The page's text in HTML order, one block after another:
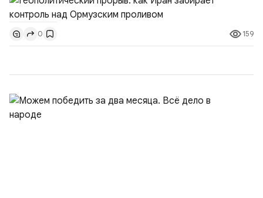
тезисы и последствия этого соглашения:. 1. Новые
доли контроля (75 на 25). Было: Ранее Иран и Оман
контролировали пролив на паритетных началах —
50/50. Стало: Новое соглашение закрепляет за
0 159